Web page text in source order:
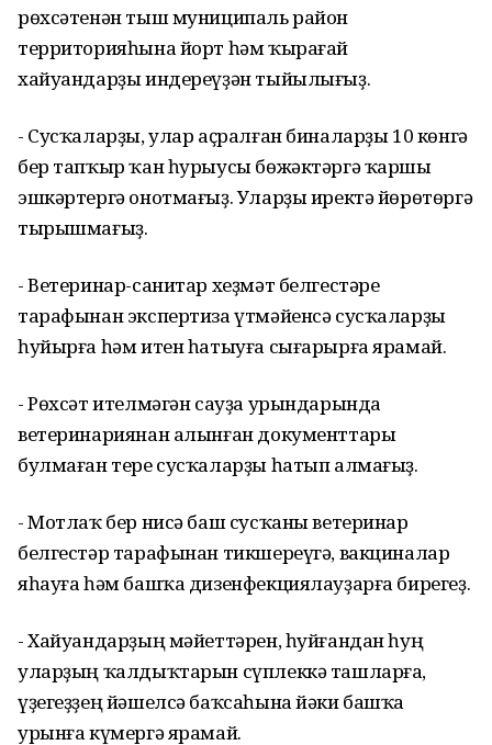
рөхсәтенән тыш муниципаль район
территорияһына йорт һәм ҡырағай
хайуандарҙы индереүҙән тыйылығыҙ.
- Сусҡаларҙы, улар аҫралған биналарҙы 10 көнгә
бер тапҡыр ҡан һурыусы бөжәктәргә ҡаршы
эшкәртергә онотмағыҙ. Уларҙы иректә йөрөтөргә
тырышмағыҙ.
- Ветеринар-санитар хеҙмәт белгестәре
тарафынан экспертиза үтмәйенсә сусҡаларҙы
һуйырға һәм итен һатыуға сығарырға ярамай.
- Рөхсәт ителмәгән сауҙа урындарында
ветеринариянан алынған документтары
булмаған тере сусҡаларҙы һатып алмағыҙ.
- Мотлаҡ бер нисә баш сусҡаны ветеринар
белгестәр тарафынан тикшереүгә, вакциналар
яһауға һәм башҡа дизенфекциялауҙарға бирегеҙ.
- Хайуандарҙың мәйеттәрен, һуйғандан һуң
уларҙың ҡалдыҡтарын сүплеккә ташларға,
үҙегеҙҙең йәшелсә баҡсаһына йәки башҡа
урынға күмергә ярамай.